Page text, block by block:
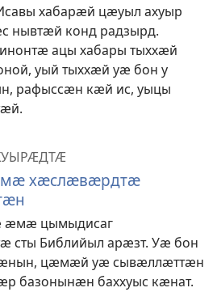
хабарӕй цӕуыл ахуыр
нывтӕй конд радзырд.
ацы хабары тыххӕй
уый тыххӕй уӕ бон у
рафыссӕн кӕй ис, уыцы
хӕслӕвӕрдтӕ
ӕмӕ цымыдисаг
сты Библийыл арӕзт. Уӕ бон
цӕмӕй уӕ сывӕллӕттӕн
базонынӕн баххуыс кӕнат.